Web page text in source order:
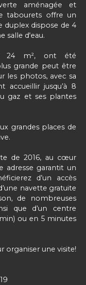
aménagée et
tabourets offre un
duplex dispose de 4
salle d'eau.
24 m², ont été
grande peut être
les photos, avec sa
accueillir jusqu’à 8
gaz et ses plantes
grandes places de
de 2016, au cœur
adresse garantit un
d’un accès
navette gratuite
de nombreuses
que d’un centre
ou en 5 minutes
organiser une visite!